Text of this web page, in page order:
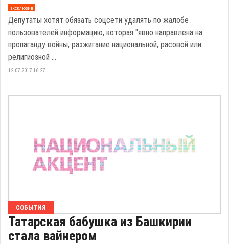
эксклюзив
Депутаты хотят обязать соцсети удалять по жалобе
пользователей информацию, которая "явно направлена на
пропаганду войны, разжигание национальной, расовой или
религиозной ...
12.07.2017 16:27
СОБЫТИЯ
Татарская бабушка из Башкирии
стала вайнером